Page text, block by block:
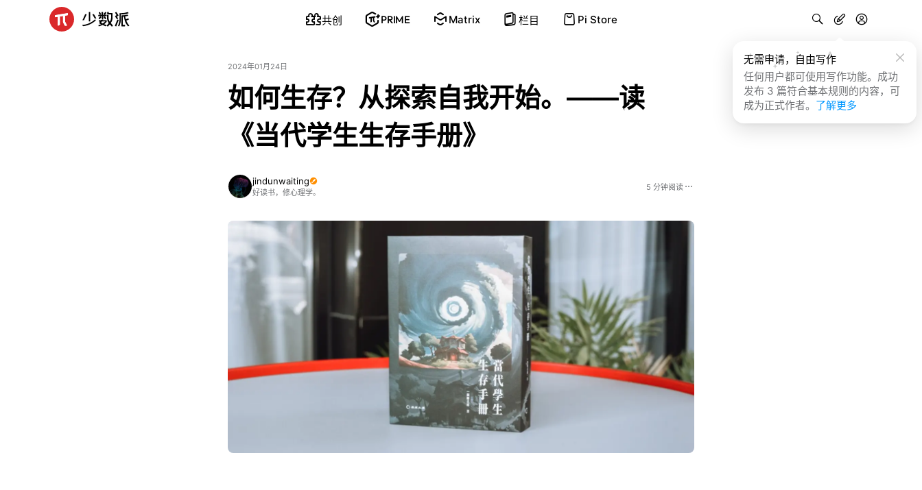
共创 PRIME Matrix 栏目 Pi Store
无需申请，自由写作
任何用户都可使用写作功能。成功
发布 3 篇符合基本规则的内容，可
成为正式作者。 了解更多
2024年01月24日
如何生存？从探索自我开始。——读
《当代学生生存手册》
jindunwaiting
好读书，修心理学。
5 分钟阅读